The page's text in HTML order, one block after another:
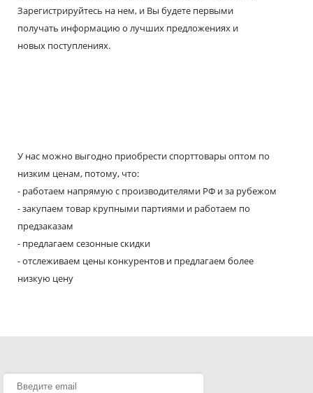
Зарегистрируйтесь на нем, и Вы будете первыми
получать информацию о лучших предложениях и
новых поступлениях.
У нас можно выгодно приобрести спорттовары оптом по
низким ценам, потому, что:
- работаем напрямую с производителями РФ и за рубежом
- закупаем товар крупными партиями и работаем по
предзаказам
- предлагаем сезонные скидки
- отслеживаем цены конкурентов и предлагаем более
низкую цену